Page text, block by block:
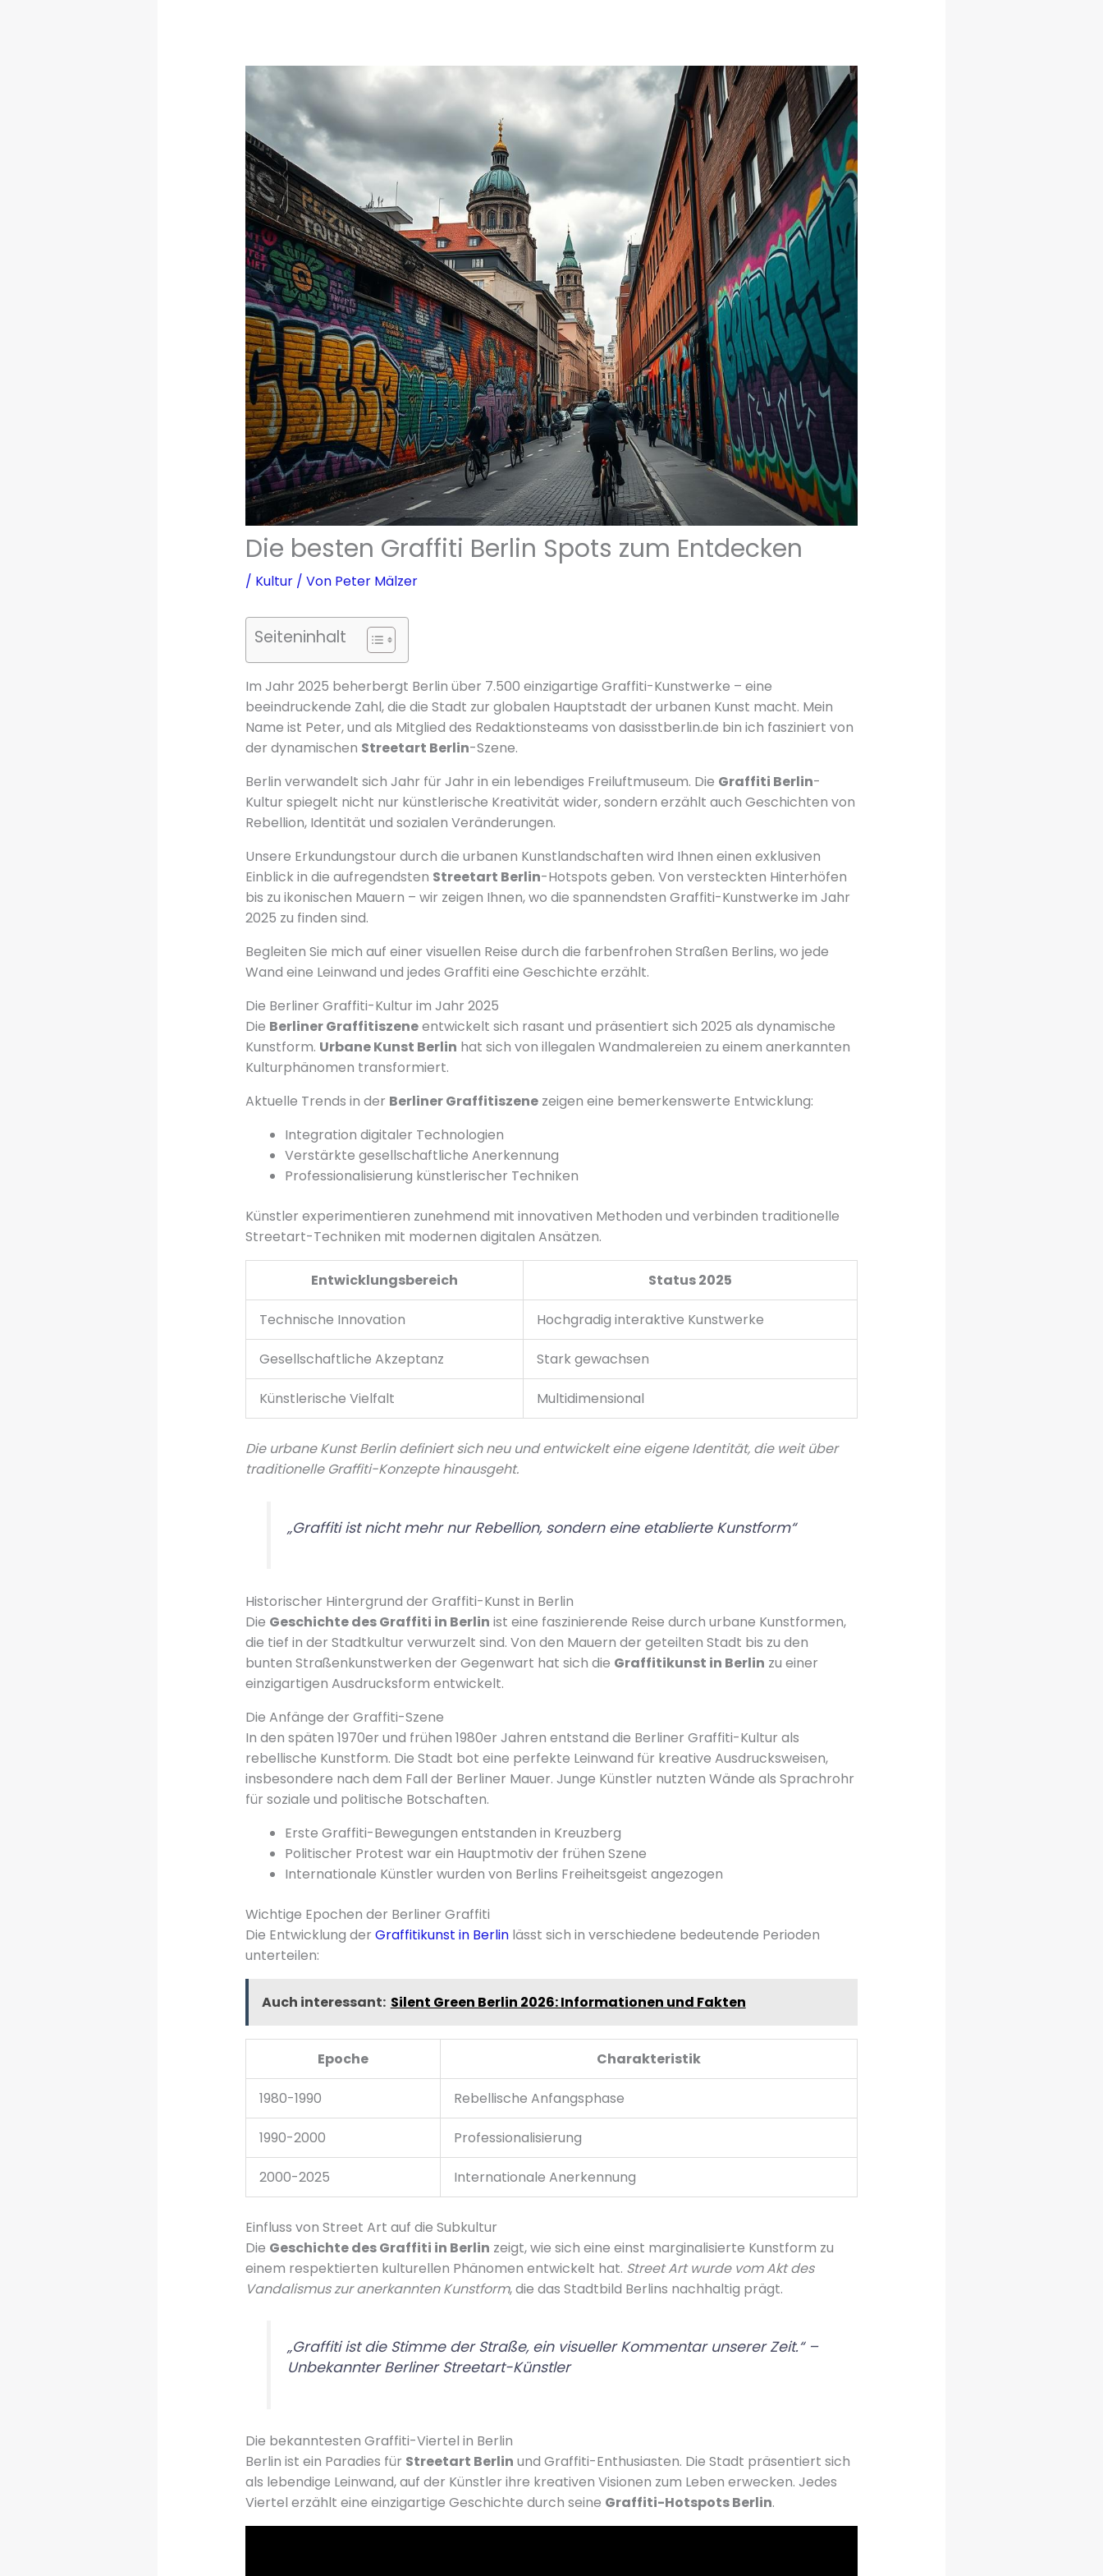
Die besten Graffiti Berlin Spots zum Entdecken
/ Kultur/ Von Peter Mälzer
Seiteninhalt
Im Jahr 2025 beherbergt Berlin über 7.500 einzigartige Graffiti-Kunstwerke – eine
beeindruckende Zahl, die die Stadt zur globalen Hauptstadt der urbanen Kunst macht. Mein
Name ist Peter, und als Mitglied des Redaktionsteams von dasisstberlin.de bin ich fasziniert von
der dynamischen Streetart Berlin-Szene.
Berlin verwandelt sich Jahr für Jahr in ein lebendiges Freiluftmuseum. Die Graffiti Berlin-
Kultur spiegelt nicht nur künstlerische Kreativität wider, sondern erzählt auch Geschichten von
Rebellion, Identität und sozialen Veränderungen.
Unsere Erkundungstour durch die urbanen Kunstlandschaften wird Ihnen einen exklusiven
Einblick in die aufregendsten Streetart Berlin-Hotspots geben. Von versteckten Hinterhöfen
bis zu ikonischen Mauern – wir zeigen Ihnen, wo die spannendsten Graffiti-Kunstwerke im Jahr
2025 zu finden sind.
Begleiten Sie mich auf einer visuellen Reise durch die farbenfrohen Straßen Berlins, wo jede
Wand eine Leinwand und jedes Graffiti eine Geschichte erzählt.
Die Berliner Graffiti-Kultur im Jahr 2025
Die Berliner Graffitiszeneentwickelt sich rasant und präsentiert sich 2025 als dynamische
Kunstform. Urbane Kunst Berlin hat sich von illegalen Wandmalereien zu einem anerkannten
Kulturphänomen transformiert.
Aktuelle Trends in der Berliner Graffitiszenezeigen eine bemerkenswerte Entwicklung:
Integration digitaler Technologien
Verstärkte gesellschaftliche Anerkennung
Professionalisierung künstlerischer Techniken
Künstler experimentieren zunehmend mit innovativen Methoden und verbinden traditionelle
Streetart-Techniken mit modernen digitalen Ansätzen.
Entwicklungsbereich Status 2025
Technische Innovation Hochgradig interaktive Kunstwerke
Gesellschaftliche Akzeptanz Stark gewachsen
Künstlerische Vielfalt Multidimensional
Die urbane Kunst Berlin definiert sich neu und entwickelt eine eigene Identität, die weit über
traditionelle Graffiti-Konzepte hinausgeht.
„Graffiti ist nicht mehr nur Rebellion, sondern eine etablierte Kunstform“
Historischer Hintergrund der Graffiti-Kunst in Berlin
Die Geschichte des Graffiti in Berlin ist eine faszinierende Reise durch urbane Kunstformen,
die tief in der Stadtkultur verwurzelt sind. Von den Mauern der geteilten Stadt bis zu den
bunten Straßenkunstwerken der Gegenwart hat sich die Graffitikunst in Berlin zu einer
einzigartigen Ausdrucksform entwickelt.
Die Anfänge der Graffiti-Szene
In den späten 1970er und frühen 1980er Jahren entstand die Berliner Graffiti-Kultur als
rebellische Kunstform. Die Stadt bot eine perfekte Leinwand für kreative Ausdrucksweisen,
insbesondere nach dem Fall der Berliner Mauer. Junge Künstler nutzten Wände als Sprachrohr
für soziale und politische Botschaften.
Erste Graffiti-Bewegungen entstanden in Kreuzberg
Politischer Protest war ein Hauptmotiv der frühen Szene
Internationale Künstler wurden von Berlins Freiheitsgeist angezogen
Wichtige Epochen der Berliner Graffiti
Die Entwicklung der Graffitikunst in Berlinlässt sich in verschiedene bedeutende Perioden
unterteilen:
Auch interessant: Silent Green Berlin 2026: Informationen und Fakten
Epoche Charakteristik
1980-1990 Rebellische Anfangsphase
1990-2000 Professionalisierung
2000-2025 Internationale Anerkennung
Einfluss von Street Art auf die Subkultur
Die Geschichte des Graffiti in Berlin zeigt, wie sich eine einst marginalisierte Kunstform zu
einem respektierten kulturellen Phänomen entwickelt hat. Street Art wurde vom Akt des
Vandalismus zur anerkannten Kunstform, die das Stadtbild Berlins nachhaltig prägt.
„Graffiti ist die Stimme der Straße, ein visueller Kommentar unserer Zeit.“ –
Unbekannter Berliner Streetart-Künstler
Die bekanntesten Graffiti-Viertel in Berlin
Berlin ist ein Paradies für Streetart Berlin und Graffiti-Enthusiasten. Die Stadt präsentiert sich
als lebendige Leinwand, auf der Künstler ihre kreativen Visionen zum Leben erwecken. Jedes
Viertel erzählt eine einzigartige Geschichte durch seine Graffiti-Hotspots Berlin.